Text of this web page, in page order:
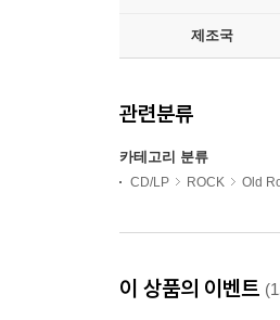
제조국
관련분류
카테고리 분류
CD/LP ROCK Old
이 상품의 이벤트